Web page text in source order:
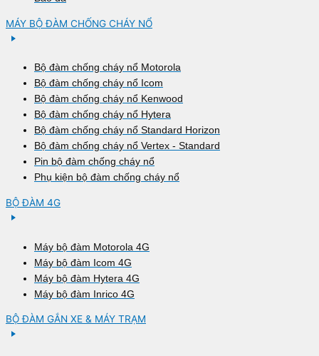
MÁY BỘ ĐÀM CHỐNG CHÁY NỔ
Bộ đàm chống cháy nổ Motorola
Bộ đàm chống cháy nổ Icom
Bộ đàm chống cháy nổ Kenwood
Bộ đàm chống cháy nổ Hytera
Bộ đàm chống cháy nổ Standard Horizon
Bộ đàm chống cháy nổ Vertex - Standard
Pin bộ đàm chống cháy nổ
Phụ kiện bộ đàm chống cháy nổ
BỘ ĐÀM 4G
Máy bộ đàm Motorola 4G
Máy bộ đàm Icom 4G
Máy bộ đàm Hytera 4G
Máy bộ đàm Inrico 4G
BỘ ĐÀM GẮN XE & MÁY TRẠM